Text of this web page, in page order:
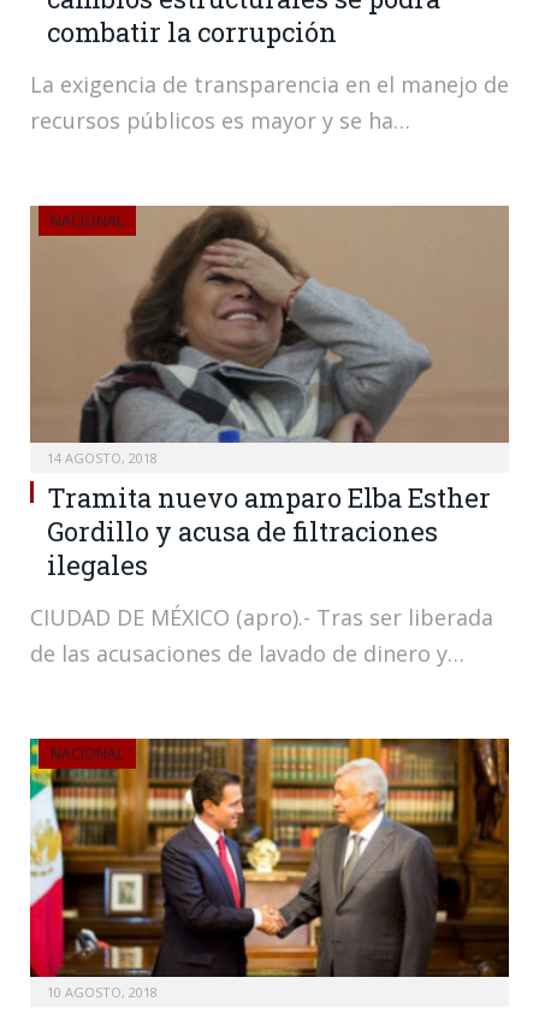
combatir la corrupción
La exigencia de transparencia en el manejo de
recursos públicos es mayor y se ha…
NACIONAL
14 AGOSTO, 2018
Tramita nuevo amparo Elba Esther
Gordillo y acusa de filtraciones
ilegales
CIUDAD DE MÉXICO (apro).- Tras ser liberada
de las acusaciones de lavado de dinero y…
NACIONAL
10 AGOSTO, 2018